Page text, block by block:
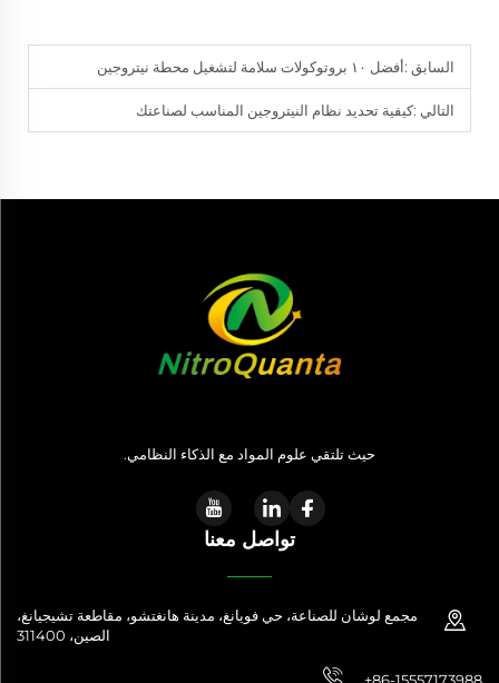
السابق :أفضل ١٠ بروتوكولات سلامة لتشغيل محطة نيتروجين
التالي :كيفية تحديد نظام النيتروجين المناسب لصناعتك
حيث تلتقي علوم المواد مع الذكاء النظامي.
تواصل معنا
مجمع لوشان للصناعة، حي فويانغ، مدينة هانغتشو، مقاطعة تشيجيانغ،
الصين، 311400
+86-15557173988